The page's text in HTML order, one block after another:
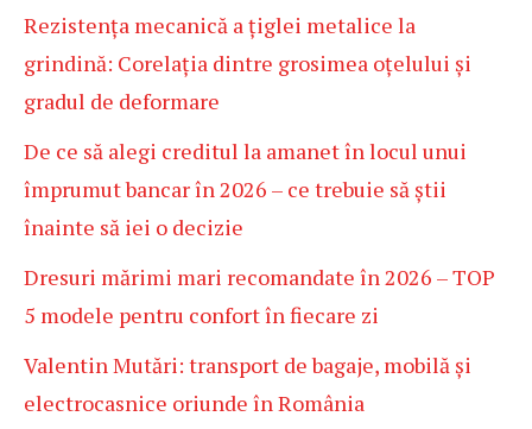
Rezistența mecanică a țiglei metalice la
grindină: Corelația dintre grosimea oțelului și
gradul de deformare
De ce să alegi creditul la amanet în locul unui
împrumut bancar în 2026 – ce trebuie să știi
înainte să iei o decizie
Dresuri mărimi mari recomandate în 2026 – TOP
5 modele pentru confort în fiecare zi
Valentin Mutări: transport de bagaje, mobilă și
electrocasnice oriunde în România